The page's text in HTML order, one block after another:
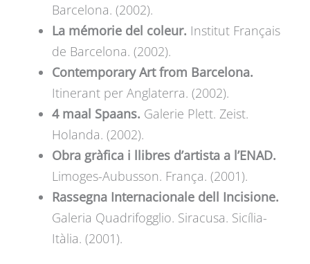
Barcelona. (2002).
La mémorie del coleur. Institut Français
de Barcelona. (2002).
Contemporary Art from Barcelona.
Itinerant per Anglaterra. (2002).
4 maal Spaans. Galerie Plett. Zeist.
Holanda. (2002).
Obra gràfica i llibres d’artista a l’ENAD.
Limoges-Aubusson. França. (2001).
Rassegna Internacionale dell Incisione.
Galeria Quadrifogglio. Siracusa. Sicília-
Itàlia. (2001).